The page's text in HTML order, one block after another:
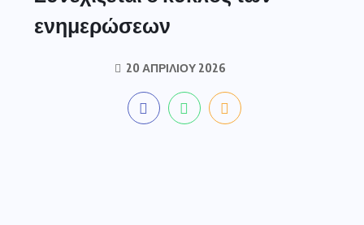
ενημερώσεων
20 ΑΠΡΙΛΊΟΥ 2026